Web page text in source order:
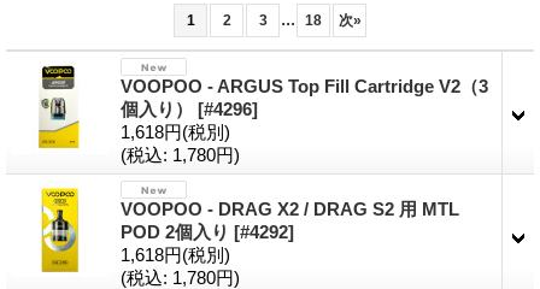
1 2 3 ... 18 次»
VOOPOO - ARGUS Top Fill Cartridge V2（3
個入り） [#4296]
1,618円(税別)
(税込: 1,780円)
VOOPOO - DRAG X2 / DRAG S2 用 MTL
POD 2個入り [#4292]
1,618円(税別)
(税込: 1,780円)